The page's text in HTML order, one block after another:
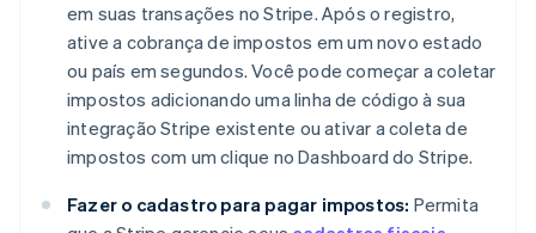
em suas transações no Stripe. Após o registro,
ative a cobrança de impostos em um novo estado
ou país em segundos. Você pode começar a coletar
impostos adicionando uma linha de código à sua
integração Stripe existente ou ativar a coleta de
impostos com um clique no Dashboard do Stripe.
Fazer o cadastro para pagar impostos: Permita